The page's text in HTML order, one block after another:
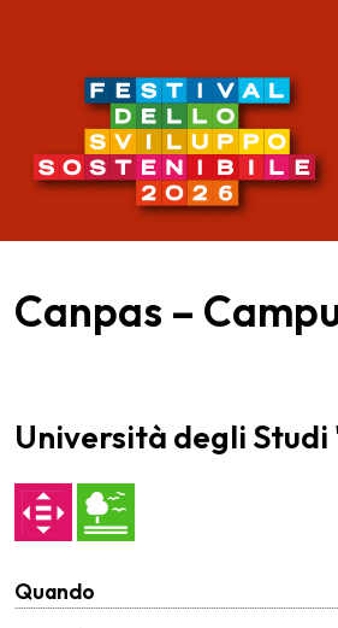
Canpas –
Università degli
Quando